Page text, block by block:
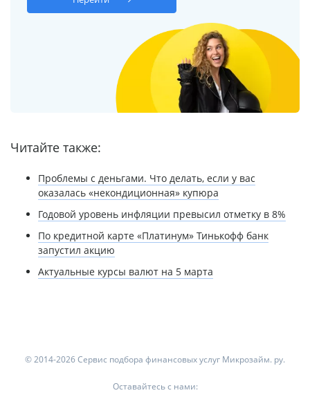
Читайте также:
Проблемы с деньгами. Что делать, если у вас
оказалась «некондиционная» купюра
Годовой уровень инфляции превысил отметку в 8%
По кредитной карте «Платинум» Тинькофф банк
запустил акцию
Актуальные курсы валют на 5 марта
© 2014-2026 Сервис подбора финансовых услуг Микрозайм. ру.
Оставайтесь с нами: